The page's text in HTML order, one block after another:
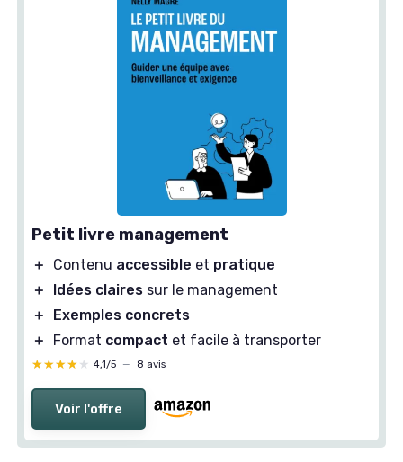
Petit livre management
＋ Contenu accessible et pratique
＋
Idées claires sur le management
＋
Exemples concrets
＋
Format compact et facile à transporter
★★★★★
★★★★★ 4,1/5 — 8 avis
Voir l'offre